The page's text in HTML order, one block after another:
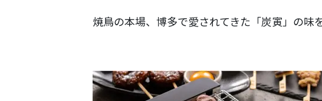
焼鳥の本場、博多で愛されてきた「炭寅」の味